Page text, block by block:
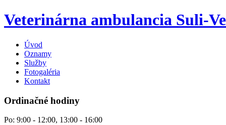
Veterinárna ambulancia Suli-
Úvod
Oznamy
Služby
Fotogaléria
Kontakt
Ordinačné hodiny
Po: 9:00 - 12:00, 13:00 - 16:00